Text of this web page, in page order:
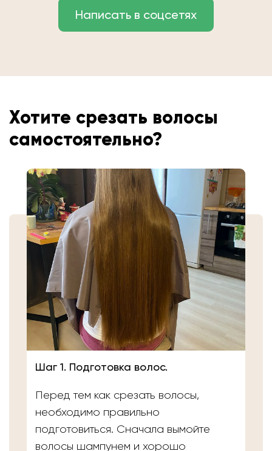
Написать в соцсетях
Хотите срезать волосы
самостоятельно?
Шаг 1. Подготовка волос.
Перед тем как срезать волосы,
необходимо правильно
подготовиться. Сначала вымойте
волосы шампунем и хорошо